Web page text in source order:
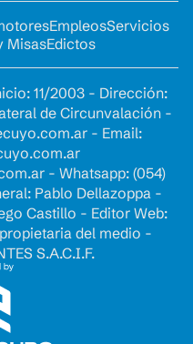
EmpleosServicios
MisasEdictos
11/2003 - Dirección:
de Circunvalación -
- Email:
- Whatsapp: (054)
Pablo Dellazoppa -
Castillo - Editor Web:
del medio -
S.A.C.I.F.